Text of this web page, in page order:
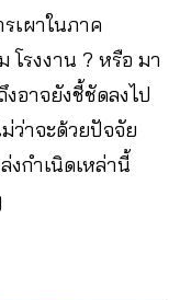
เผาในภาค
โรงงาน ? หรือ มา
อาจยังชี้ชัดลงไป
ว่าจะด้วยปัจจัย
งกำเนิดเหล่านี้